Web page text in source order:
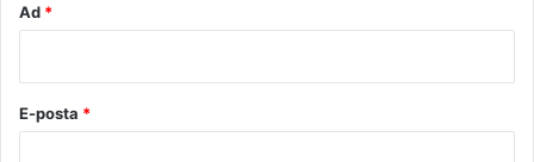
Ad *
E-posta *